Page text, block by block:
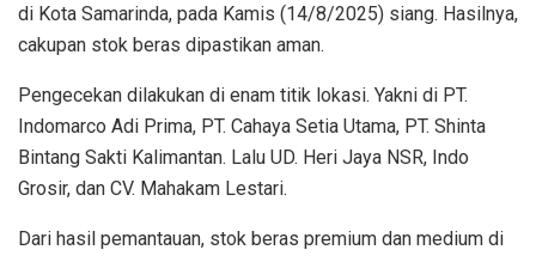
di Kota Samarinda, pada Kamis (14/8/2025) siang. Hasilnya,
cakupan stok beras dipastikan aman.
Pengecekan dilakukan di enam titik lokasi. Yakni di PT.
Indomarco Adi Prima, PT. Cahaya Setia Utama, PT. Shinta
Bintang Sakti Kalimantan. Lalu UD. Heri Jaya NSR, Indo
Grosir, dan CV. Mahakam Lestari.
Dari hasil pemantauan, stok beras premium dan medium di